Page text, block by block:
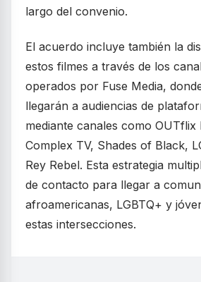
largo del convenio.
El acuerdo incluye también la
estos filmes a través de los
operados por Fuse Media,
llegarán a audiencias de
mediante canales como OUTflix
Complex TV, Shades of Black,
Rey Rebel. Esta estrategia
de contacto para llegar a
afroamericanas, LGBTQ+ y
estas intersecciones.